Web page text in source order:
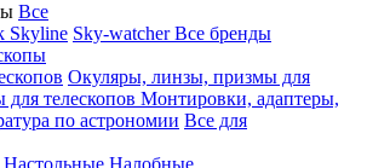
Все
Skyline Sky-watcherВсе бренды
Окуляры, линзы, призмы для
телескопов Монтировки, адаптеры,
по астрономии Все для
Настольные Налобные